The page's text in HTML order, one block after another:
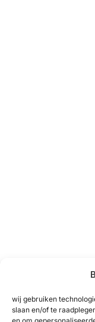
wij gebruiken
slaan en/of te